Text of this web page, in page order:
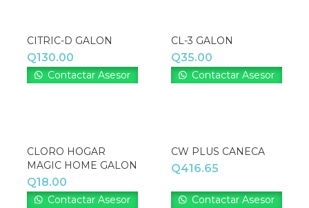
CITRIC-D GALON
Q130.00
Contactar Asesor
CL-3 GALON
Q35.00
Contactar Asesor
CLORO HOGAR
MAGIC HOME GALON
Q18.00
Contactar Asesor
CW PLUS CANECA
Q416.65
Contactar Asesor